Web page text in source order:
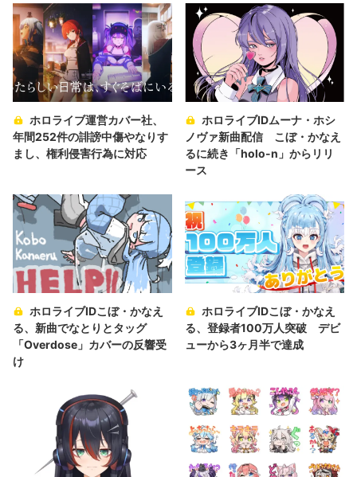
ホロライブ運営カバー社、
年間252件の誹謗中傷やなりす
まし、権利侵害行為に対応
ホロライブIDムーナ・ホシ
ノヴァ新曲配信 こぼ・かなえ
るに続き「holo-n」からリリ
ース
ホロライブIDこぼ・かなえ
る、新曲でなとりとタッグ
「Overdose」カバーの反響受
け
ホロライブIDこぼ・かなえ
る、登録者100万人突破 デビ
ューから3ヶ月半で達成